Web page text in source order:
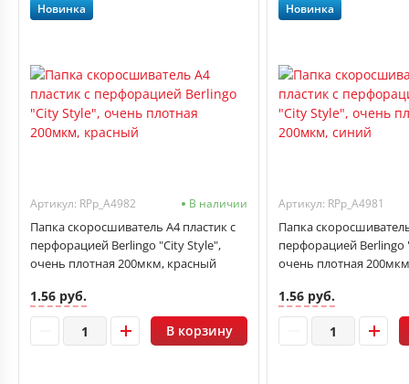
Новинка
Артикул: RPp_A4982 В наличии
Папка скоросшиватель А4 пластик с
перфорацией Berlingo "City Style",
очень плотная 200мкм, красный
1.56 руб.
В корзину
Новинка
Артикул: RPp_A4981
Папка
перфорацией Berlingo
очень плотная
1.56 руб.